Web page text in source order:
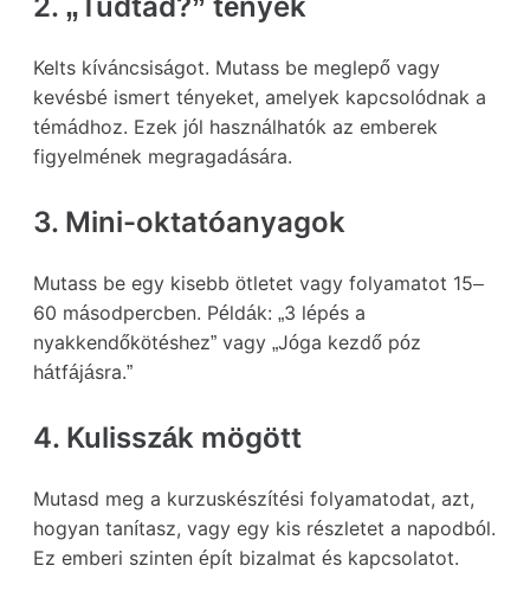
Kelts kíváncsiságot. Mutass be meglepő vagy
kevésbé ismert tényeket, amelyek kapcsolódnak a
témádhoz. Ezek jól használhatók az emberek
figyelmének megragadására.
3. Mini-oktatóanyagok
Mutass be egy kisebb ötletet vagy folyamatot 15–
60 másodpercben. Példák: „3 lépés a
nyakkendőkötéshez” vagy „Jóga kezdő póz
hátfájásra.”
4. Kulisszák mögött
Mutasd meg a kurzuskészítési folyamatodat, azt,
hogyan tanítasz, vagy egy kis részletet a napodból.
Ez emberi szinten épít bizalmat és kapcsolatot.